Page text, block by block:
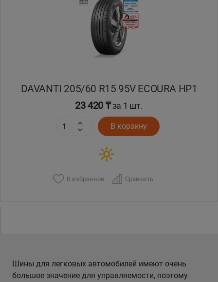
DAVANTI 205/60 R15 95V ECOURA HP1
23 420 ₸за 1 шт.
В корзину
В избранное Сравнить
Шины для легковых автомобилей имеют очень
большое значение для управляемости, поэтому
Павлодар
Усть-Каменогорск